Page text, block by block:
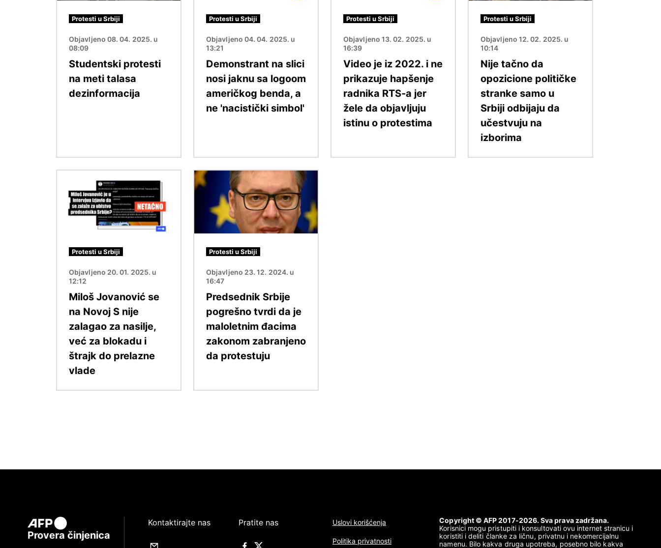
Protesti u Srbiji
Objavljeno 08. 04. 2025. u
08:09
Studentski protesti
na meti talasa
dezinformacija
Protesti u Srbiji
Objavljeno 04. 04. 2025. u
13:21
Demonstrant na slici
nosi jaknu sa logoom
američkog benda, a
ne 'nacistički simbol'
Protesti u Srbiji
Objavljeno 13. 02. 2025. u
16:39
Video je iz 2022. i ne
prikazuje hapšenje
radnika RTS-a jer
žele da objavljuju
istinu o protestima
Protesti u Srbiji
Objavljeno 12. 02. 2025. u
10:14
Nije tačno da
opozicione političke
stranke samo u
Srbiji odbijaju da
učestvuju na
izborima
Protesti u Srbiji
Objavljeno 20. 01. 2025. u
12:12
Miloš Jovanović se
na Novoj S nije
zalagao za nasilje,
već za blokadu i
štrajk do prelazne
vlade
Image
Protesti u Srbiji
Objavljeno 23. 12. 2024. u
16:47
Predsednik Srbije
pogrešno tvrdi da je
maloletnim đacima
zakonom zabranjeno
da protestuju
Provera činjenica
Kontaktirajte nas Pratite nas Uslovi korišćenja
Politika privatnosti
Copyright © AFP 2017-2026. Sva prava zadržana.
Korisnici mogu pristupiti i konsultovati ovu internet stranicu i
koristiti i deliti članke za ličnu, privatnu i nekomercijalnu
namenu. Bilo kakva druga upotreba, posebno bilo kakva